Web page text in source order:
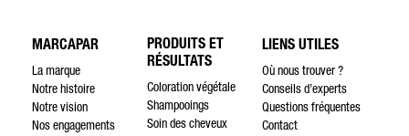
MARCAPAR
La marque
Notre histoire
Notre vision
Nos engagements
PRODUITS ET
RÉSULTATS
Coloration végétale
Shampooings
Soin des cheveux
LIENS UTILES
Où nous trouver ?
Conseils d’experts
Questions fréquentes
Contact